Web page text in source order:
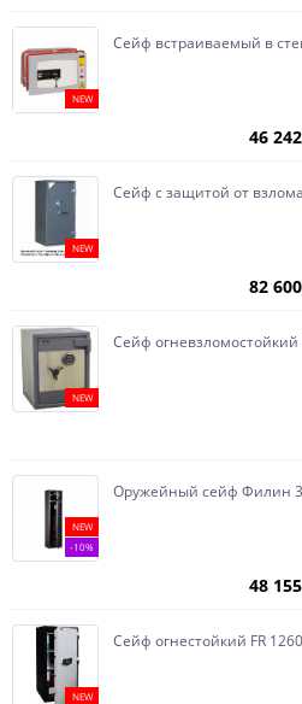
NEW
Сейф встраиваемый в
46 242
NEW
Сейф с защитой от
82 600
NEW
Сейф огневзломостойкий
NEW
-10%
Оружейный сейф Филин
48 155
NEW
Сейф огнестойкий FR